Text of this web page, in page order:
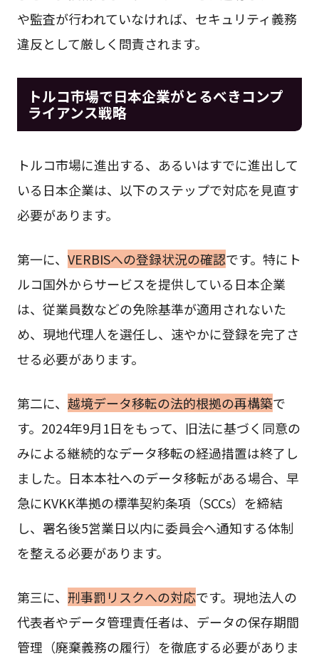
や監査が行われていなければ、セキュリティ義務
違反として厳しく問責されます。
トルコ市場で日本企業がとるべきコンプ
ライアンス戦略
トルコ市場に進出する、あるいはすでに進出して
いる日本企業は、以下のステップで対応を見直す
必要があります。
第一に、 VERBISへの登録状況の確認です。特にト
ルコ国外からサービスを提供している日本企業
は、従業員数などの免除基準が適用されないた
め、現地代理人を選任し、速やかに登録を完了さ
せる必要があります。
第二に、 越境データ移転の法的根拠の再構築で
す。2024年9月1日をもって、旧法に基づく同意の
みによる継続的なデータ移転の経過措置は終了し
ました。日本本社へのデータ移転がある場合、早
急にKVKK準拠の標準契約条項（SCCs）を締結
し、署名後5営業日以内に委員会へ通知する体制
を整える必要があります。
第三に、 刑事罰リスクへの対応です。現地法人の
代表者やデータ管理責任者は、データの保存期間
管理（廃棄義務の履行）を徹底する必要がありま